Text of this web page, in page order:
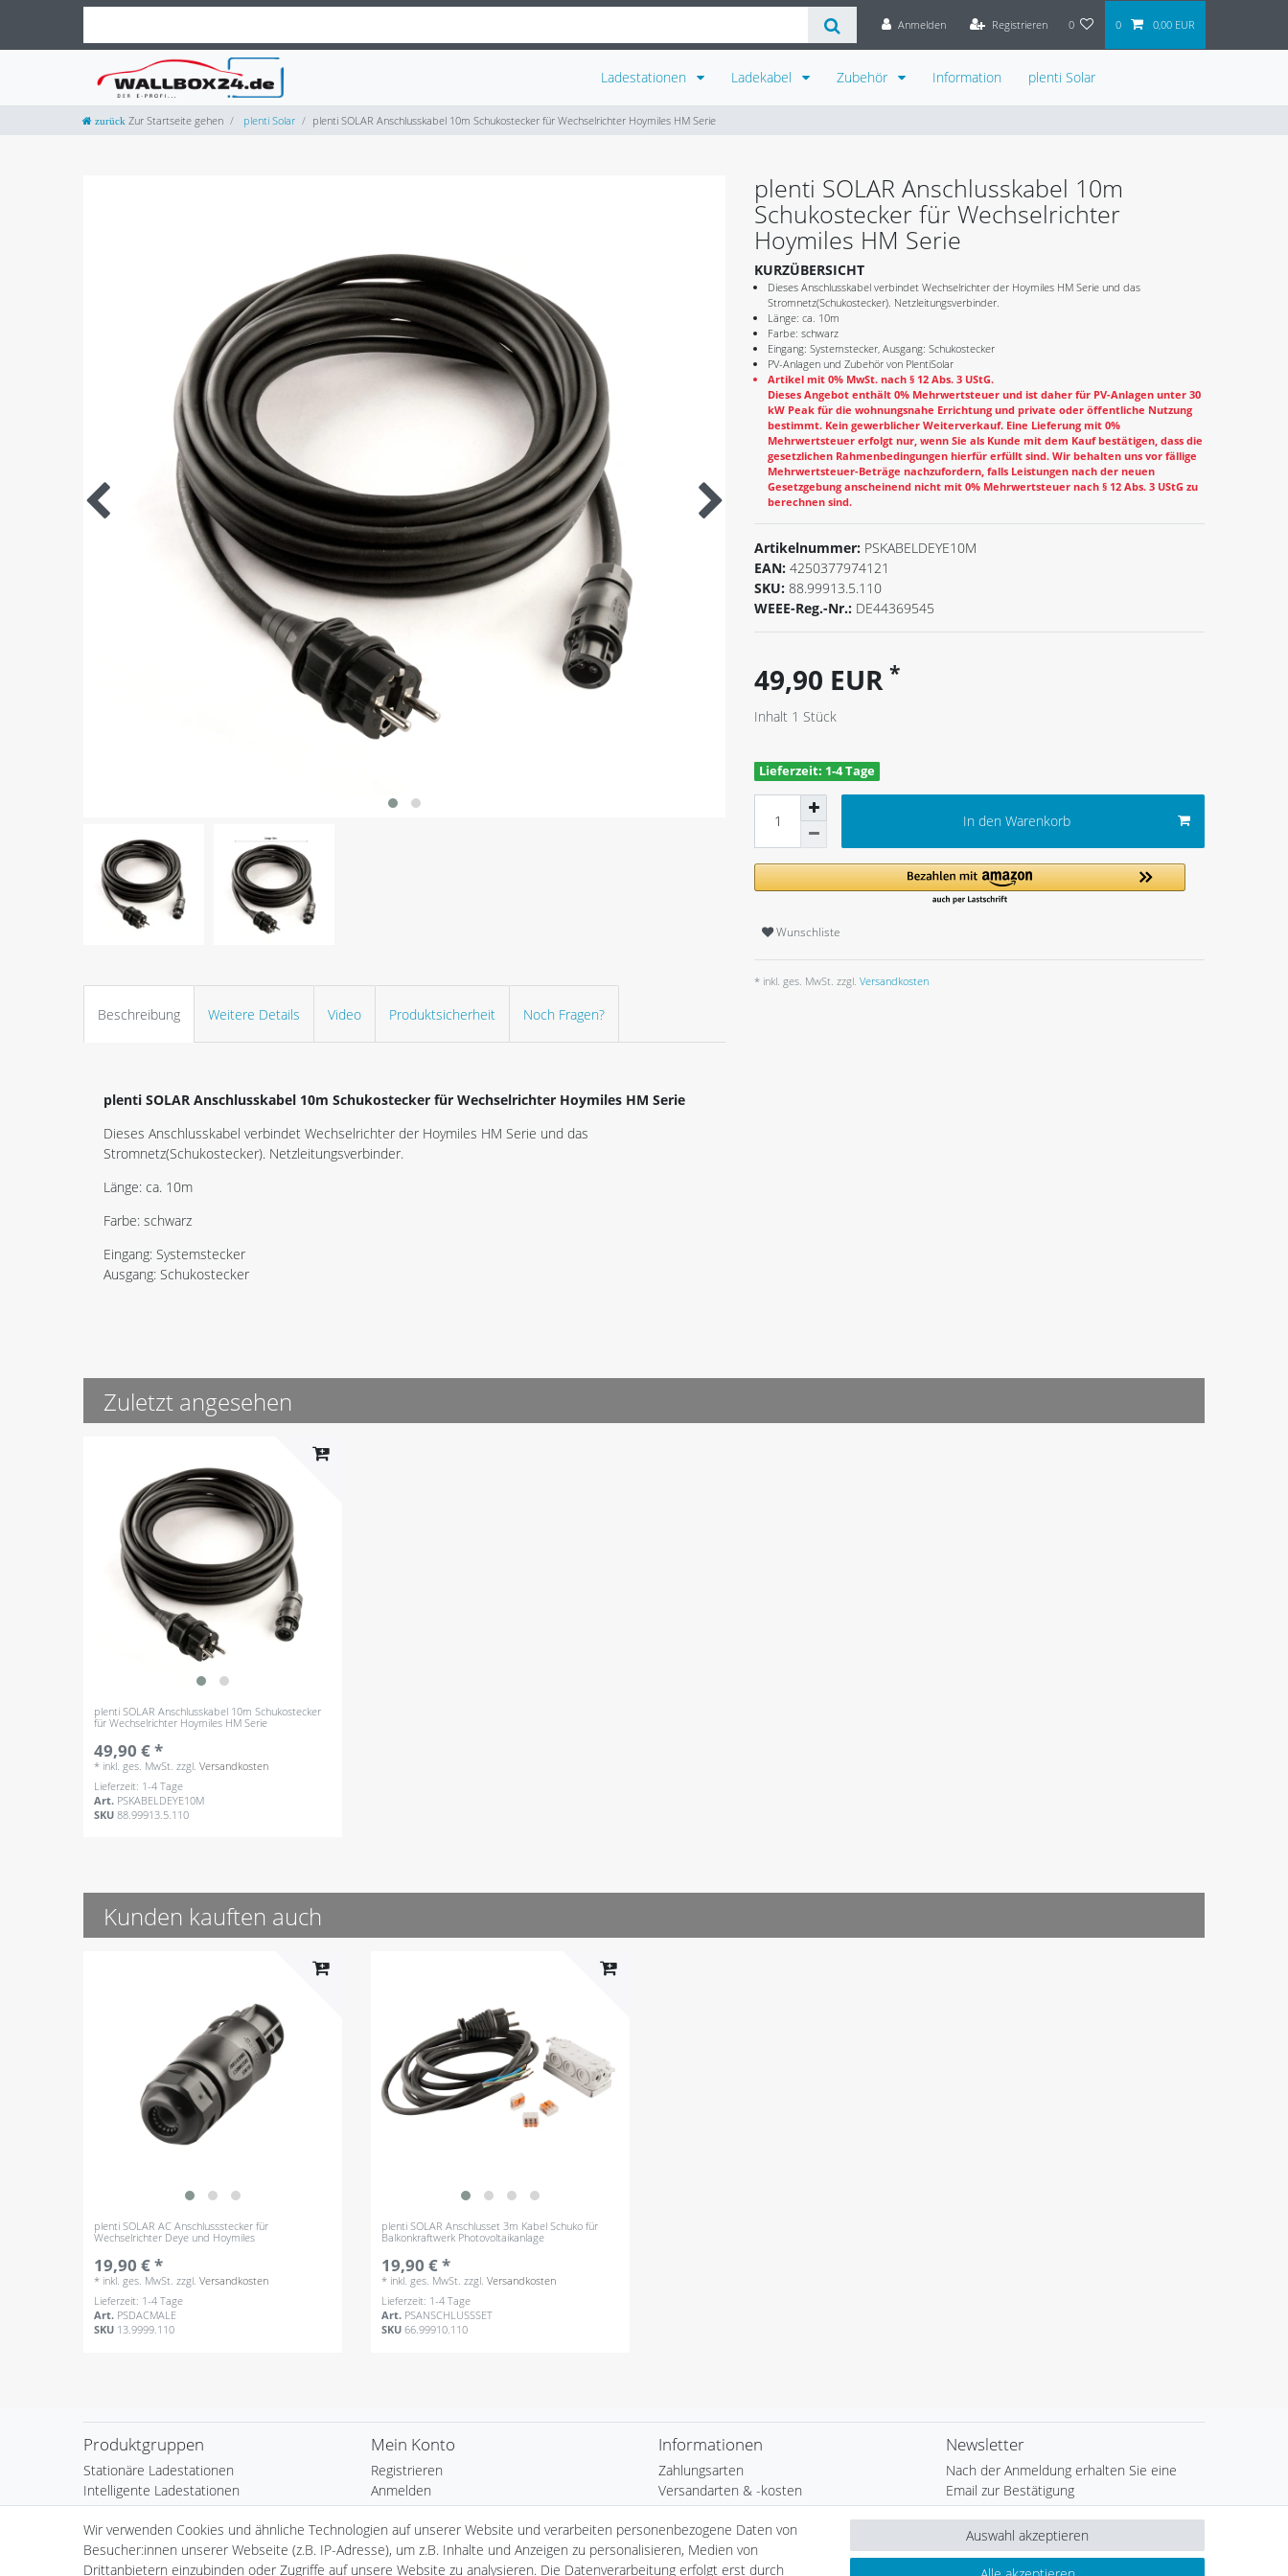
Anmelden Registrieren 0 0 0,00 EUR
Ladestationen Ladekabel Zubehör Information plenti Solar
Zur Startseite gehen plenti Solar plenti SOLAR Anschlusskabel 10m Schukostecker für Wechselrichter Hoymiles HM Serie
Beschreibung Weitere Details Video Produktsicherheit Noch Fragen?
plenti SOLAR Anschlusskabel 10m Schukostecker für Wechselrichter Hoymiles HM Serie
Dieses Anschlusskabel verbindet Wechselrichter der Hoymiles HM Serie und das
Stromnetz(Schukostecker). Netzleitungsverbinder.
Länge: ca. 10m
Farbe: schwarz
Eingang: Systemstecker
Ausgang: Schukostecker
plenti SOLAR Anschlusskabel 10m
Schukostecker für Wechselrichter
Hoymiles HM Serie
KURZÜBERSICHT
Dieses Anschlusskabel verbindet Wechselrichter der Hoymiles HM Serie und das
Stromnetz(Schukostecker). Netzleitungsverbinder.
Länge: ca. 10m
Farbe: schwarz
Eingang: Systemstecker, Ausgang: Schukostecker
PV-Anlagen und Zubehör von PlentiSolar
Artikel mit 0% MwSt. nach § 12 Abs. 3 UStG.
Dieses Angebot enthält 0% Mehrwertsteuer und ist daher für PV-Anlagen unter 30
kW Peak für die wohnungsnahe Errichtung und private oder öffentliche Nutzung
bestimmt. Kein gewerblicher Weiterverkauf. Eine Lieferung mit 0%
Mehrwertsteuer erfolgt nur, wenn Sie als Kunde mit dem Kauf bestätigen, dass die
gesetzlichen Rahmenbedingungen hierfür erfüllt sind. Wir behalten uns vor fällige
Mehrwertsteuer-Beträge nachzufordern, falls Leistungen nach der neuen
Gesetzgebung anscheinend nicht mit 0% Mehrwertsteuer nach § 12 Abs. 3 UStG zu
berechnen sind.
Artikelnummer: PSKABELDEYE10M
EAN: 4250377974121
SKU: 88.99913.5.110
WEEE-Reg.-Nr.: DE44369545
49,90 EUR *
Inhalt 1 Stück
Lieferzeit: 1-4 Tage
In den Warenkorb
Wunschliste
* inkl. ges. MwSt. zzgl. Versandkosten
Zuletzt angesehen
plenti SOLAR Anschlusskabel 10m Schukostecker
für Wechselrichter Hoymiles HM Serie
49,90 € *
* inkl. ges. MwSt. zzgl.Versandkosten
Lieferzeit: 1-4 Tage
Art. PSKABELDEYE10M
SKU88.99913.5.110
Kunden kauften auch
plenti SOLAR AC Anschlussstecker für
Wechselrichter Deye und Hoymiles
19,90 € *
* inkl. ges. MwSt. zzgl.Versandkosten
Lieferzeit: 1-4 Tage
Art. PSDACMALE
SKU 13.9999.110
plenti SOLAR Anschlusset 3m Kabel Schuko für
Balkonkraftwerk Photovoltaikanlage
19,90 € *
* inkl. ges. MwSt. zzgl.Versandkosten
Lieferzeit: 1-4 Tage
Art. PSANSCHLUSSSET
SKU66.99910.110
Produktgruppen
Stationäre Ladestationen
Intelligente Ladestationen
Mobile Ladestationen
Ladekabel
plenti Solar
Zubehör
Mein Konto
Registrieren
Anmelden
Warenkorb
Kasse
Wunschliste
Händleranfrage
Informationen
Zahlungsarten
Versandarten & -kosten
Umwelt & Entsorgung
Auszeichnungen
Elektrofahrzeug-Liste
Wallbox24 Katalog
Newsletter
Nach der Anmeldung erhalten Sie eine
Email zur Bestätigung
E-MAIL **
Newsletter
Honig
Wir verwenden Cookies und ähnliche Technologien auf unserer Website und verarbeiten personenbezogene Daten von
Besucher:innen unserer Webseite (z.B. IP-Adresse), um z.B. Inhalte und Anzeigen zu personalisieren, Medien von
Drittanbietern einzubinden oder Zugriffe auf unsere Website zu analysieren. Die Datenverarbeitung erfolgt erst durch
Auswahl akzeptieren